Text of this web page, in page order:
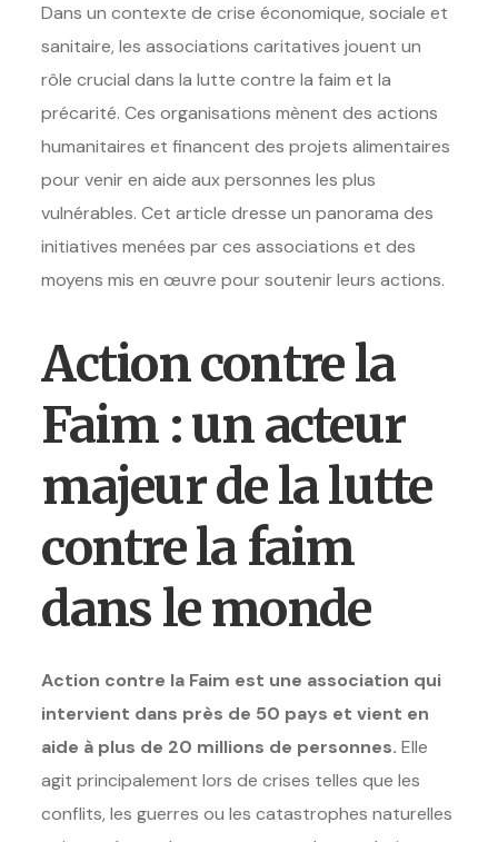
Dans un contexte de crise économique, sociale et
sanitaire, les associations caritatives jouent un
rôle crucial dans la lutte contre la faim et la
précarité. Ces organisations mènent des actions
humanitaires et financent des projets alimentaires
pour venir en aide aux personnes les plus
vulnérables. Cet article dresse un panorama des
initiatives menées par ces associations et des
moyens mis en œuvre pour soutenir leurs actions.
Action contre la
Faim : un acteur
majeur de la lutte
contre la faim
dans le monde
Action contre la Faim est une association qui
intervient dans près de 50 pays et vient en
aide à plus de 20 millions de personnes. Elle
agit principalement lors de crises telles que les
conflits, les guerres ou les catastrophes naturelles